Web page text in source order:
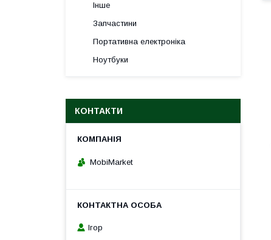
Інше
Запчастини
Портативна електроніка
Ноутбуки
КОНТАКТИ
MobiMarket
Ігор